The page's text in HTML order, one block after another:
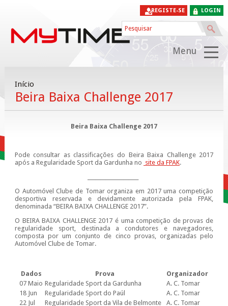
LOGIN
REGISTE-SE
Menu
Início
Beira Baixa Challenge 2017
Beira Baixa Challenge 2017
Pode consultar as classificações do Beira Baixa Challenge 2017
após a Regularidade Sport da Gardunha no site da FPAK.
O Automóvel Clube de Tomar organiza em 2017 uma competição
desportiva reservada e devidamente autorizada pela FPAK,
denominada “BEIRA BAIXA CHALLENGE 2017”.
O BEIRA BAIXA CHALLENGE 2017 é uma competição de provas de
regularidade sport, destinada a condutores e navegadores,
composta por um conjunto de cinco provas, organizadas pelo
Automóvel Clube de Tomar.
Dados Prova
Organizador
07 Maio Regularidade Sport da Gardunha
A. C. Tomar
18 Jun
Regularidade Sport do Paúl
A. C. Tomar
22 Jul
Regularidade Sport da Vila de Belmonte
A. C. Tomar